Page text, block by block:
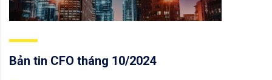
Bản tin CFO tháng 10/2024